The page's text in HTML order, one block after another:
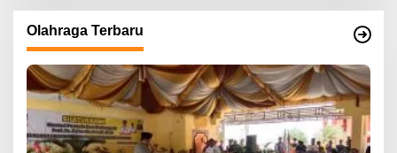
Olahraga Terbaru